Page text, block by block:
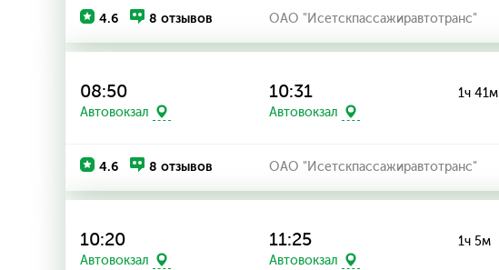
4.6 8 отзывов ОАО "Исетскпассажиравтотранс"
08:50
Автовокзал
10:31
Автовокзал
1ч 41м
4.6 8 отзывов ОАО "Исетскпассажиравтотранс"
10:20
Автовокзал
11:25
Автовокзал
1ч 5м